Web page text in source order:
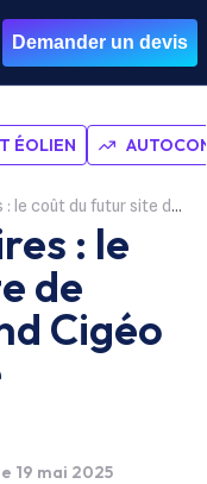
Demander un devis
ÉOLIEN
de stockage profond Cigéo revu à la hausse
: le
de
Cigéo
19 mai 2025